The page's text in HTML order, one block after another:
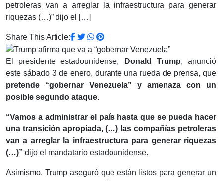
petroleras van a arreglar la infraestructura para generar
riquezas (…)” dijo el […]
Share This Article:
El presidente estadounidense, Donald Trump, anunció
este sábado 3 de enero, durante una rueda de prensa, que
pretende “gobernar Venezuela” y amenaza con un
posible segundo ataque.
“Vamos a administrar el país hasta que se pueda hacer
una transición apropiada, (…) las compañías petroleras
van a arreglar la infraestructura para generar riquezas
(…)” dijo el mandatario estadounidense.
Asimismo, Trump aseguró que están listos para generar un